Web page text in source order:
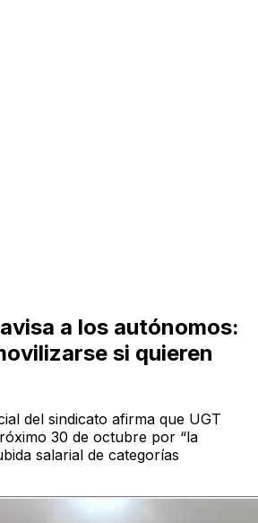
a los autónomos:
si quieren
del sindicato afirma que UGT
30 de octubre por “la
salarial de categorías